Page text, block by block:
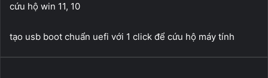
cứu hộ win 11, 10
tạo usb boot chuẩn uefi với 1 click để cứu hộ máy tính